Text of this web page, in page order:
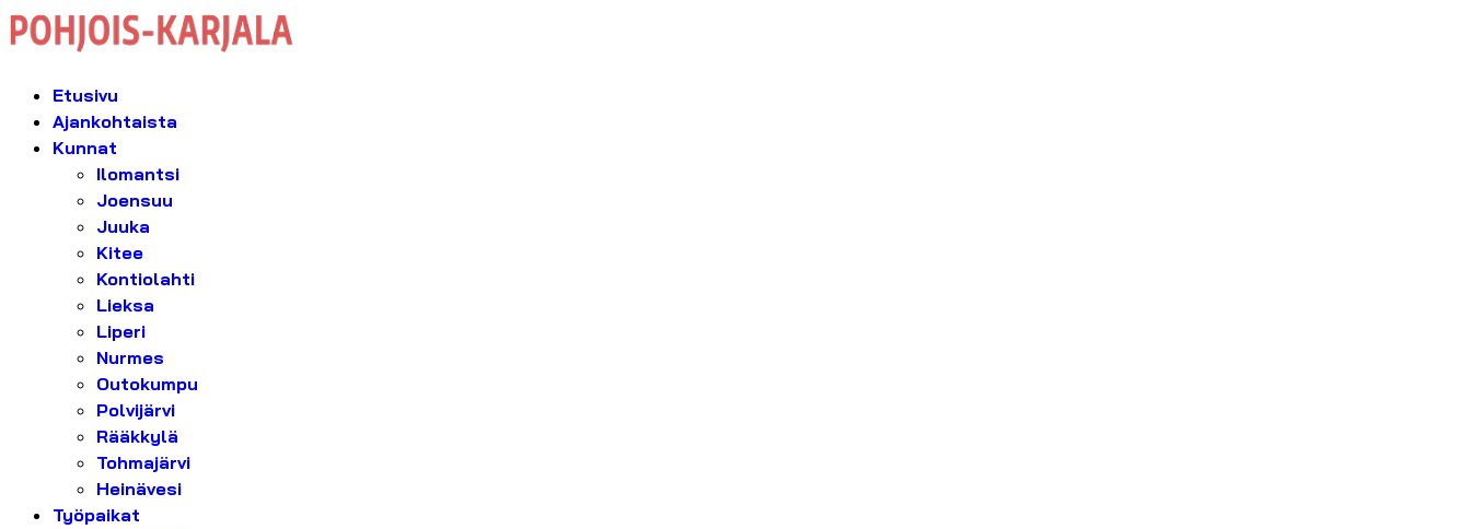
Etusivu
Ajankohtaista
Kunnat
Ilomantsi
Joensuu
Juuka
Kitee
Kontiolahti
Lieksa
Liperi
Nurmes
Outokumpu
Polvijärvi
Rääkkylä
Tohmajärvi
Heinävesi
Työpaikat